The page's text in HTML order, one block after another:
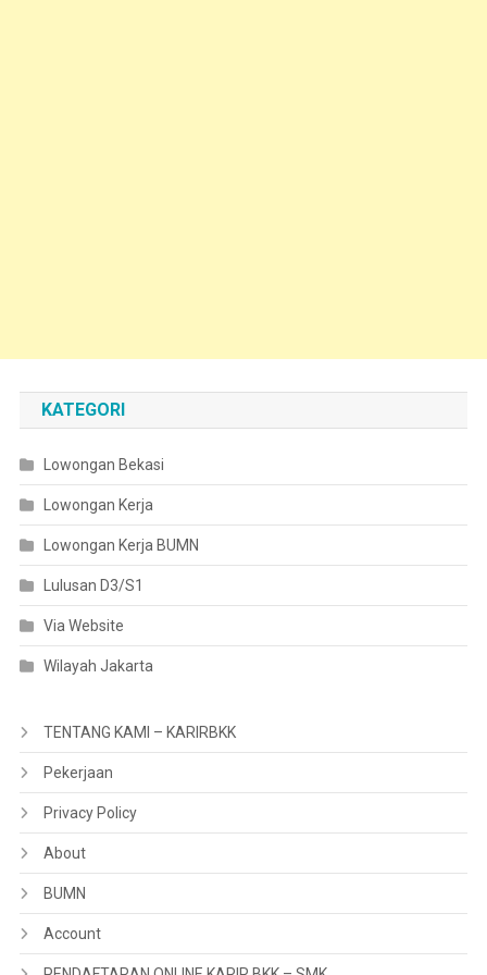
KATEGORI
Lowongan Bekasi
Lowongan Kerja
Lowongan Kerja BUMN
Lulusan D3/S1
Via Website
Wilayah Jakarta
TENTANG KAMI – KARIRBKK
Pekerjaan
Privacy Policy
About
BUMN
Account